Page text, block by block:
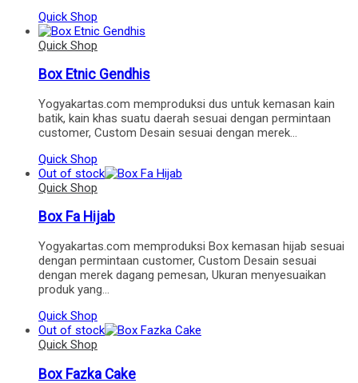
Quick Shop
Quick Shop
Box Etnic Gendhis
Yogyakartas.com memproduksi dus untuk kemasan kain
batik, kain khas suatu daerah sesuai dengan permintaan
customer, Custom Desain sesuai dengan merek…
Quick Shop
Out of stock
Quick Shop
Box Fa Hijab
Yogyakartas.com memproduksi Box kemasan hijab sesuai
dengan permintaan customer, Custom Desain sesuai
dengan merek dagang pemesan, Ukuran menyesuaikan
produk yang…
Quick Shop
Out of stock
Quick Shop
Box Fazka Cake